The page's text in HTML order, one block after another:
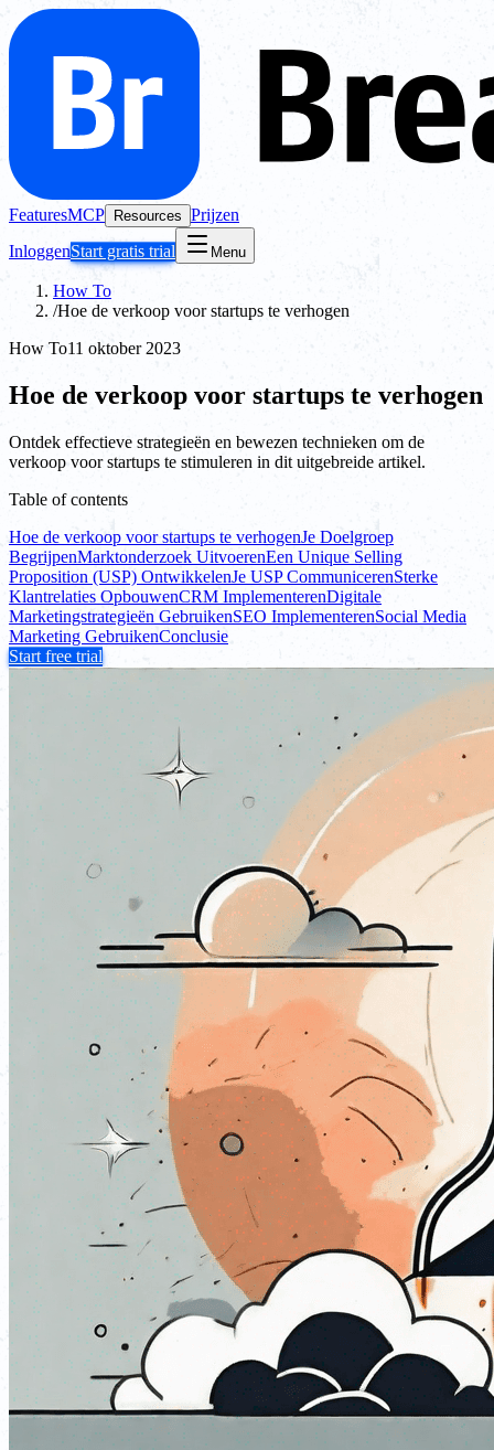
FeaturesMCP Resources Prijzen
InloggenStart gratis trial Menu
How To
/Hoe de verkoop voor startups te verhogen
How To11 oktober 2023
Hoe de verkoop voor startups te verhogen
Ontdek effectieve strategieën en bewezen technieken om de
verkoop voor startups te stimuleren in dit uitgebreide artikel.
Table of contents
Hoe de verkoop voor startups te verhogenJe Doelgroep
BegrijpenMarktonderzoek UitvoerenEen Unique Selling
Proposition (USP) OntwikkelenJe USP CommunicerenSterke
Klantrelaties OpbouwenCRM ImplementerenDigitale
Marketingstrategieën GebruikenSEO ImplementerenSocial Media
Marketing GebruikenConclusie
Start free trial